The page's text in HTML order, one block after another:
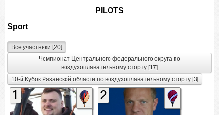
PILOTS
Sport
Все участники [20]
Чемпионат Центрального федерального округа по
воздухоплавательному спорту [17]
10-й Кубок Рязанской области по воздухоплавательному спорту [3]
1 2